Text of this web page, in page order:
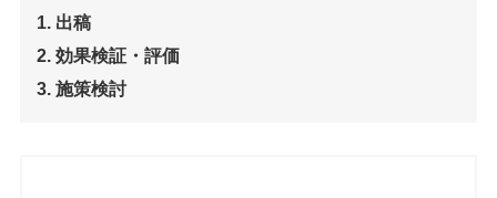
出稿
効果検証・評価
施策検討